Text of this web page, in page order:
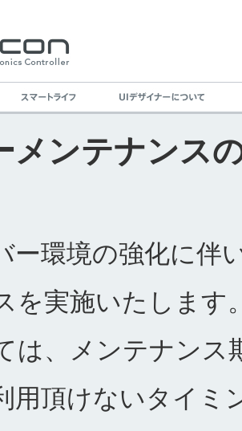
メンテナンス
ー環境の強化に伴
を実施いたします
は、メンテナンス
用頂けないタイミ